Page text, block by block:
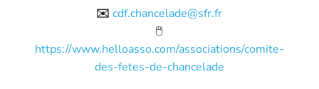
✉️cdf.chancelade@sfr.fr
🖱️
https://www.helloasso.com/associations/comite-
des-fetes-de-chancelade